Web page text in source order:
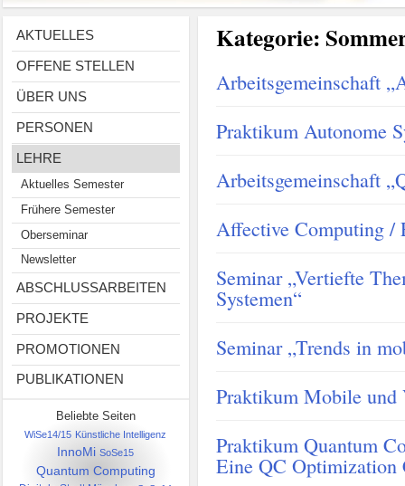
AKTUELLES
OFFENE STELLEN
ÜBER UNS
PERSONEN
LEHRE
Aktuelles Semester
Frühere Semester
Oberseminar
Newsletter
ABSCHLUSSARBEITEN
PROJEKTE
PROMOTIONEN
PUBLIKATIONEN
Beliebte Seiten
WiSe14/15 Künstliche Intelligenz
InnoMi SoSe15
Quantum Computing
Kategorie:
Arbeitsgemeinschaft
Praktikum Autonome
Arbeitsgemeinschaft
Affective Computing
Seminar „Vertiefte
Systemen“
Seminar „Trends in
Praktikum Mobile und
Praktikum Quantum
Eine QC Optimization